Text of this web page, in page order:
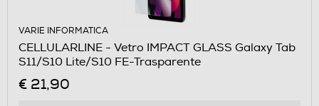
VARIE INFORMATICA
CELLULARLINE - Vetro IMPACT GLASS Galaxy Tab
S11/S10 Lite/S10 FE-Trasparente
€ 21,90